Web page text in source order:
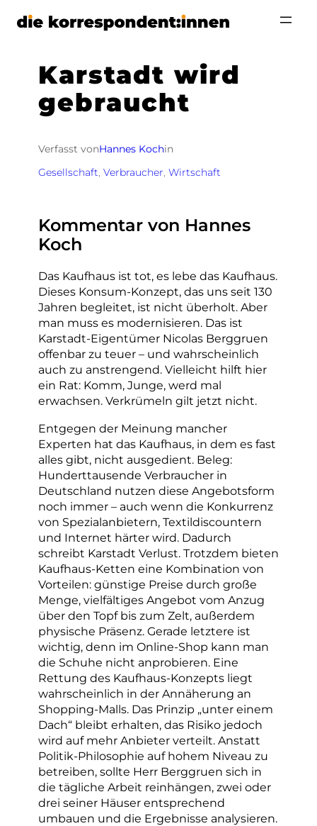
Zum
Karstadt wird
gebraucht
Verfasst vonHannes Kochin
Gesellschaft, Verbraucher, Wirtschaft
Kommentar von Hannes
Koch
Das Kaufhaus ist tot, es lebe das Kaufhaus.
Dieses Konsum-Konzept, das uns seit 130
Jahren begleitet, ist nicht überholt. Aber
man muss es modernisieren. Das ist
Karstadt-Eigentümer Nicolas Berggruen
offenbar zu teuer – und wahrscheinlich
auch zu anstrengend. Vielleicht hilft hier
ein Rat: Komm, Junge, werd mal
erwachsen. Verkrümeln gilt jetzt nicht.
Entgegen der Meinung mancher
Experten hat das Kaufhaus, in dem es fast
alles gibt, nicht ausgedient. Beleg:
Hunderttausende Verbraucher in
Deutschland nutzen diese Angebotsform
noch immer – auch wenn die Konkurrenz
von Spezialanbietern, Textildiscountern
und Internet härter wird. Dadurch
schreibt Karstadt Verlust. Trotzdem bieten
Kaufhaus-Ketten eine Kombination von
Vorteilen: günstige Preise durch große
Menge, vielfältiges Angebot vom Anzug
über den Topf bis zum Zelt, außerdem
physische Präsenz. Gerade letztere ist
wichtig, denn im Online-Shop kann man
die Schuhe nicht anprobieren. Eine
Rettung des Kaufhaus-Konzepts liegt
wahrscheinlich in der Annäherung an
Shopping-Malls. Das Prinzip „unter einem
Dach“ bleibt erhalten, das Risiko jedoch
wird auf mehr Anbieter verteilt. Anstatt
Politik-Philosophie auf hohem Niveau zu
betreiben, sollte Herr Berggruen sich in
die tägliche Arbeit reinhängen, zwei oder
drei seiner Häuser entsprechend
umbauen und die Ergebnisse analysieren.